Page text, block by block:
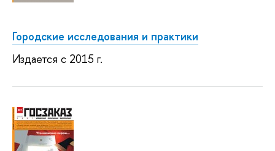
Городские исследования и практики
Издается с 2015 г.